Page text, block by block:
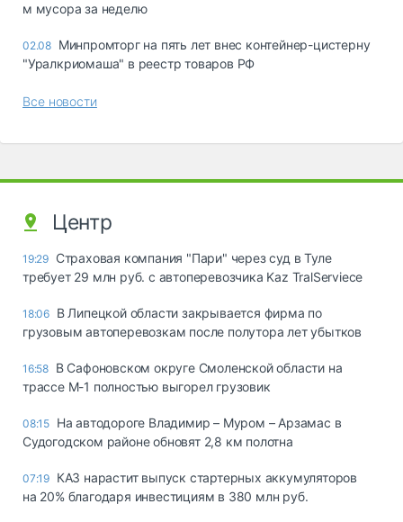
м мусора за неделю
02.08 Минпромторг на пять лет внес контейнер-цистерну
"Уралкриомаша" в реестр товаров РФ
Все новости
Центр
19:29 Страховая компания "Пари" через суд в Туле
требует 29 млн руб. с автоперевозчика Kaz TralServiece
18:06 В Липецкой области закрывается фирма по
грузовым автоперевозкам после полутора лет убытков
16:58 В Сафоновском округе Смоленской области на
трассе М-1 полностью выгорел грузовик
08:15 На автодороге Владимир – Муром – Арзамас в
Судогодском районе обновят 2,8 км полотна
07:19 КАЗ нарастит выпуск стартерных аккумуляторов
на 20% благодаря инвестициям в 380 млн руб.